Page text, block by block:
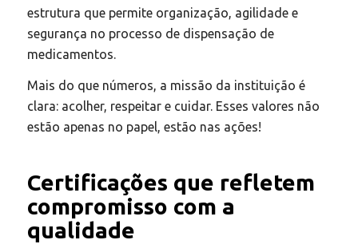
estrutura que permite organização, agilidade e
segurança no processo de dispensação de
medicamentos.
Mais do que números, a missão da instituição é
clara: acolher, respeitar e cuidar. Esses valores não
estão apenas no papel, estão nas ações!
Certificações que refletem
compromisso com a
qualidade